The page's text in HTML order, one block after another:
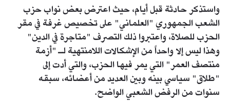
واستذكر حادثة قبل أيام، حيث اعترض بعض نواب حزب
الشعب الجمهوري "العلماني" على تخصيص غرفة في مقر
الحزب للصلاة، واعتبروا ذلك التصرف "متاجرة في الدين"
وهذا ليس إلا واحداً من الإشكالات اللامنتهية لـ "أزمة
منتصف العمر" التي يمر فيها الحزب، والتي أدت إلى
"طلاق" سياسي بينه وبين العديد من أعضائه، سبقه
سنوات من الرفض الشعبي الواضح.